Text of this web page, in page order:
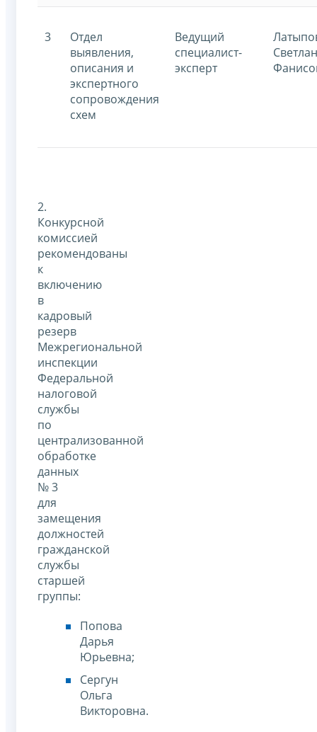
3
Отдел
выявления,
описания и
экспертного
сопровождения
схем
Ведущий
специалист-
эксперт
2.
Конкурсной
комиссией
рекомендованы
к
включению
в
кадровый
резерв
Межрегиональной
инспекции
Федеральной
налоговой
службы
по
централизованной
обработке
данных
№ 3
для
замещения
должностей
гражданской
службы
старшей
группы:
Попова
Дарья
Юрьевна;
Сергун
Ольга
Викторовна.